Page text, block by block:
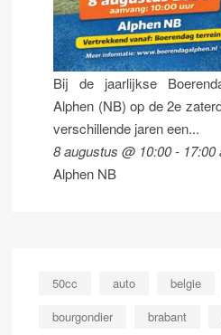
Bij de jaarlijkse
Alphen (NB) op de 2e
verschillende jaren een...
8 augustus @ 10:00- 17:00
Alphen NB
50cc auto belgie
bourgondier
brabant